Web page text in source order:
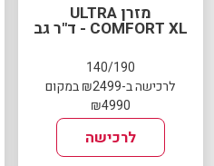
מזרן ULTRA
COMFORT XL - ד"ר גב
140/190
לרכישה ב-₪2499 במקום
₪4990
לרכישה